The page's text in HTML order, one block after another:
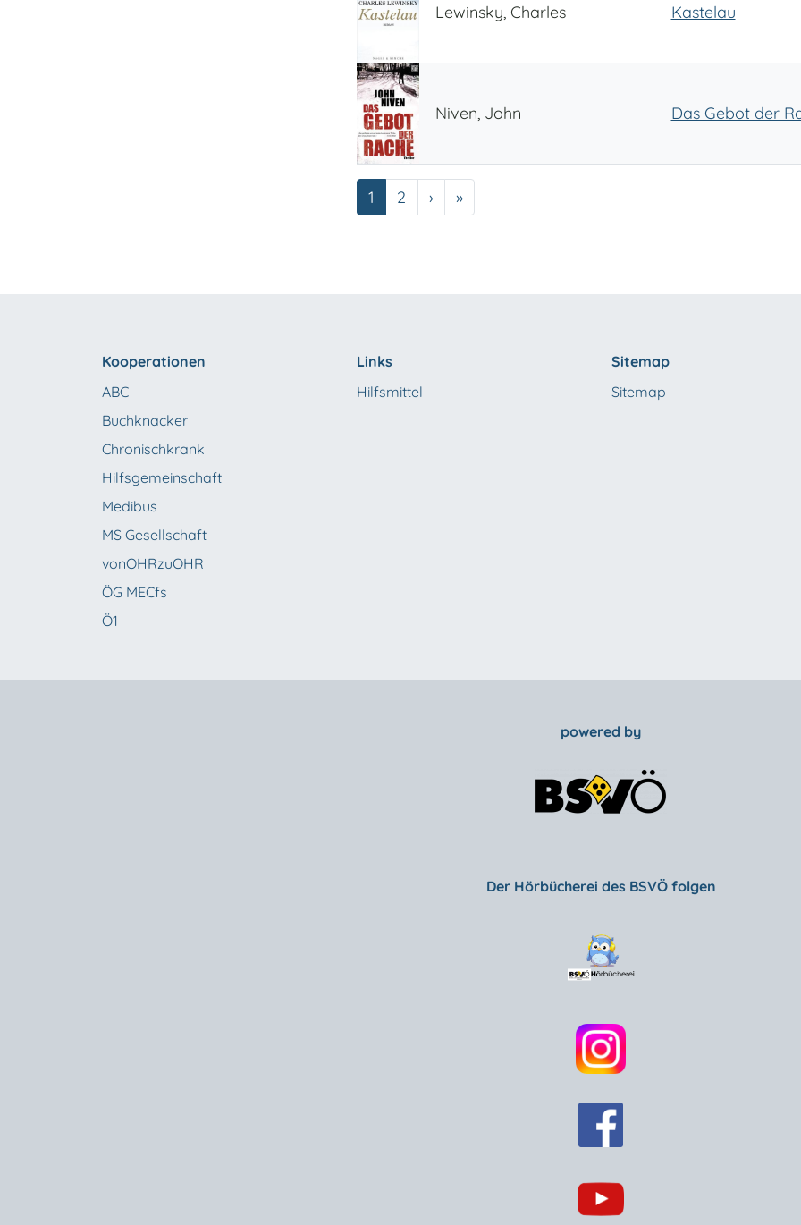
Lewinsky, Charles Kastelau
Niven, John Das Gebot der
Seite
1 Seite
2 › Nächste Seite
»Letzte Seite
Kooperationen
ABC
Buchknacker
Chronischkrank
Hilfsgemeinschaft
Medibus
MS Gesellschaft
vonOHRzuOHR
ÖG MECfs
Ö1
Links
Hilfsmittel
Sitemap
Sitemap
powered by
Der Hörbücherei des BSVÖ folgen